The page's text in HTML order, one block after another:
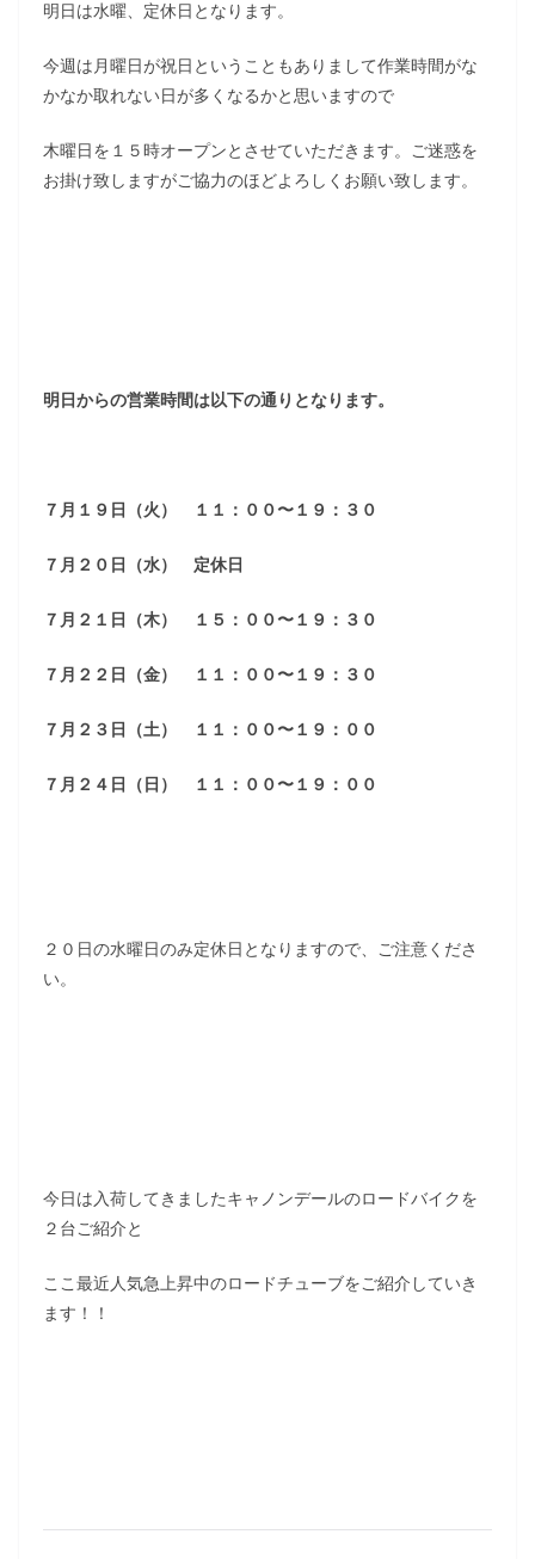
明日は水曜、定休日となります。
今週は月曜日が祝日ということもありまして作業時間がな
かなか取れない日が多くなるかと思いますので
木曜日を１５時オープンとさせていただきます。ご迷惑を
お掛け致しますがご協力のほどよろしくお願い致します。
明日からの営業時間は以下の通りとなります。
７月１９日（火） １１：００〜１９：３０
７月２０日（水） 定休日
７月２１日（木） １５：００〜１９：３０
７月２２日（金） １１：００〜１９：３０
７月２３日（土） １１：００〜１９：００
７月２４日（日） １１：００〜１９：００
２０日の水曜日のみ定休日となりますので、ご注意くださ
い。
今日は入荷してきましたキャノンデールのロードバイクを
２台ご紹介と
ここ最近人気急上昇中のロードチューブをご紹介していき
ます！！